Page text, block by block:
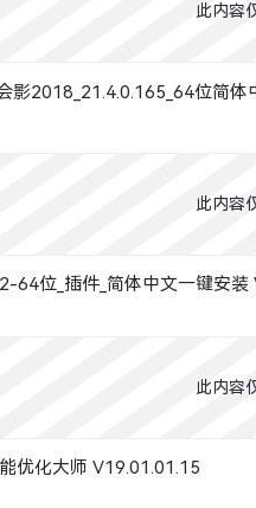
此内容
影2018_21.4.0.165_64位简体
此内容
64位_插件_简体中文一键安装
此内容
优化大师 V19.01.01.15